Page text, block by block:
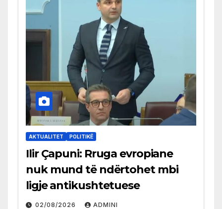
AKTUALITET POLITIKË
Ilir Çapuni: Rruga evropiane
nuk mund të ndërtohet mbi
ligje antikushtetuese
02/08/2026 ADMINI